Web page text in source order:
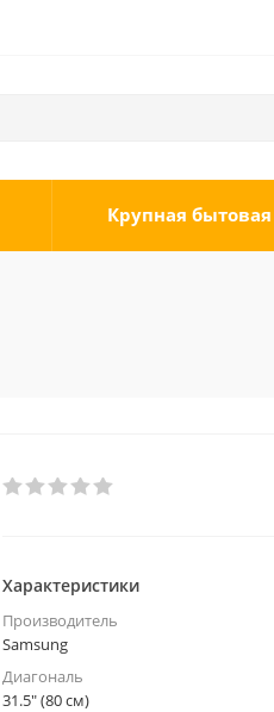
Крупная
Характеристики
Производитель
Samsung
Диагональ
31.5" (80 см)